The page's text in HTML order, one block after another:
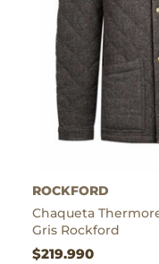
ROCKFORD
Chaqueta
Gris Rockford
$219.990